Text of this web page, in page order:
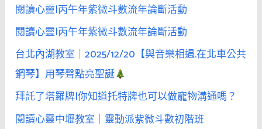
人，
會
被
「沉
默」
的
男
性
閱讀心靈|丙午年紫微斗數流年論斷活動
閱讀心靈|丙午年紫微斗數流年論斷活動
台北內湖教室｜2025/12/20【與音樂相遇.在北車公共
鋼琴】用琴聲點亮聖誕
拜託了塔羅牌|你知道托特牌也可以做寵物溝通嗎？
閱讀心靈中壢教室｜靈動派紫微斗數初階班